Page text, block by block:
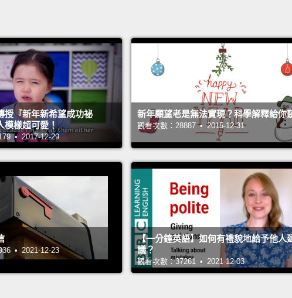
不，不會...但
Uh, excuse
呃，什麼？
I've been
a really
some poor
我整天都在
有...這雙被
Uh, Matt,
呃，Matt，那
Oh,
授『新年新希望成功祕
模樣超可愛！
• 2017-12-29
新年願望老是無法實現？科學解釋給你
觀看次數：28887 • 2015-12-31
• 2021-12-23
【一分鐘英語】如何有禮貌地給予他人
議？
觀看次數：37261 • 2021-12-03